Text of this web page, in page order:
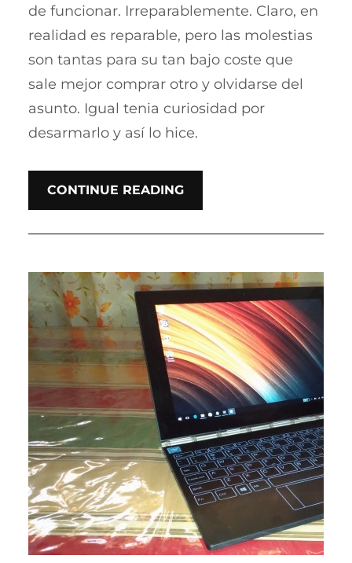
de funcionar. Irreparablemente. Claro, en
realidad es reparable, pero las molestias
son tantas para su tan bajo coste que
sale mejor comprar otro y olvidarse del
asunto. Igual tenia curiosidad por
desarmarlo y así lo hice.
CONTINUE READING